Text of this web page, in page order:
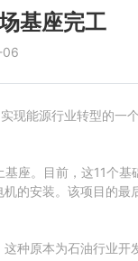
基座完工
06
能源行业转型的一
座。目前，这11个
的安装。该项目的
种原本为石油行业开